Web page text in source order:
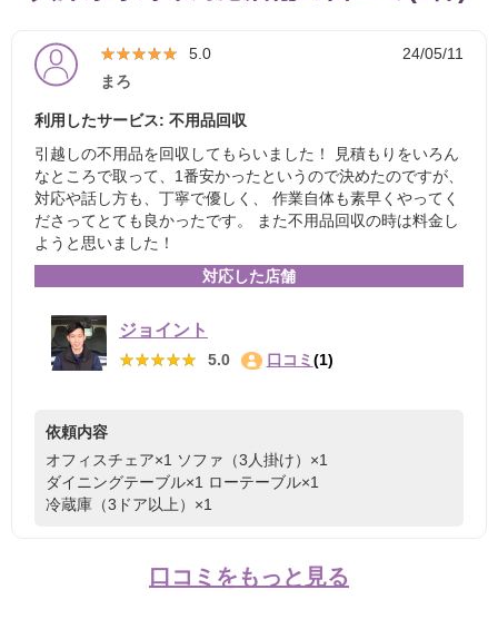
★★★★★
★★★★★ 5.0
24/05/11
まろ
利用したサービス: 不用品回収
引越しの不用品を回収してもらいました！ 見積もりをいろん
なところで取って、1番安かったというので決めたのですが、
対応や話し方も、丁寧で優しく、 作業自体も素早くやってく
ださってとても良かったです。 また不用品回収の時は料金し
ようと思いました！
対応した店舗
ジョイント
★★★★★
★★★★★ 5.0 口コミ (1)
依頼内容
オフィスチェア×1 ソファ（3人掛け）×1
ダイニングテーブル×1 ローテーブル×1
冷蔵庫（3ドア以上）×1
口コミをもっと見る